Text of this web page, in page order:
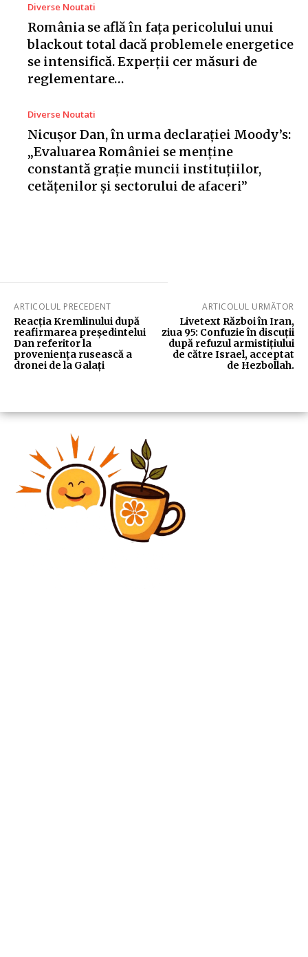
Diverse Noutati
România se află în fața pericolului unui
blackout total dacă problemele energetice
se intensifică. Experții cer măsuri de
reglementare…
Diverse Noutati
Nicușor Dan, în urma declarației Moody’s:
„Evaluarea României se menține
constantă grație muncii instituțiilor,
cetățenilor și sectorului de afaceri”
ARTICOLUL PRECEDENT
Reacția Kremlinului după
reafirmarea președintelui
Dan referitor la
proveniența rusească a
dronei de la Galați
ARTICOLUL URMĂTOR
Livetext Război în Iran,
ziua 95: Confuzie în discuții
după refuzul armistițiului
de către Israel, acceptat
de Hezbollah.